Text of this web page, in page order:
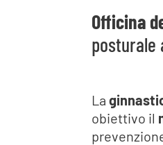
Officina
posturale
La
obiettivo il